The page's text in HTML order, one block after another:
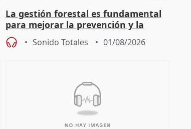
La gestión forestal es fundamental
para mejorar la prevención y la
actuación frente a incendios
Sonido Totales 01/08/2026